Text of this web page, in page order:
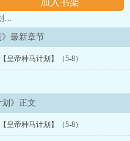
加入书架
...
》最新章节
【皇帝种马计划】（5-8）
划》正文
【皇帝种马计划】（5-8）